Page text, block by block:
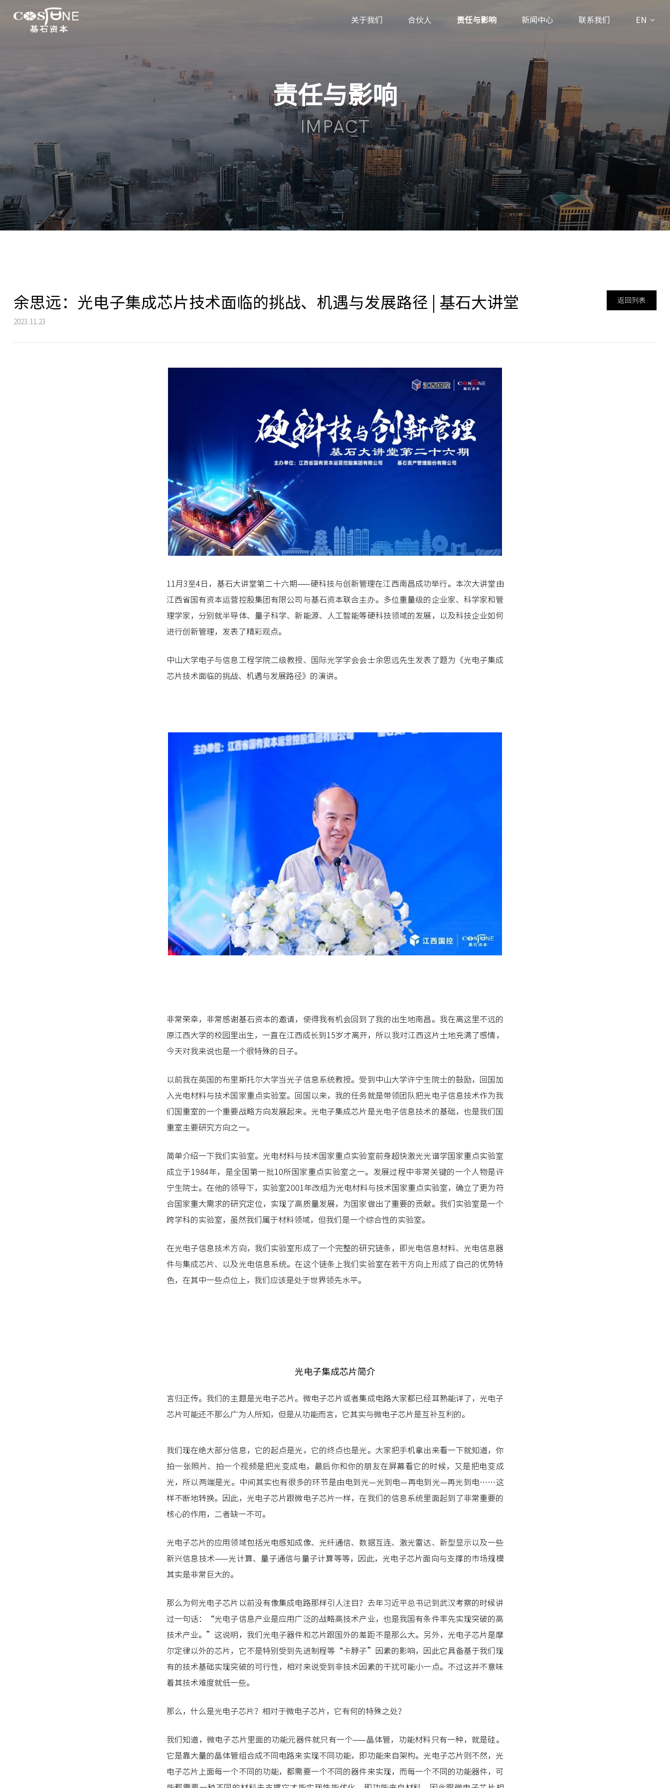
EN
关于我们 合伙人 责任与影响 新闻中心 联系我们
责任与影响
IMPACT
余思远：光电子集成芯片技术面临的挑战、机遇与发展路径 | 基石大讲堂
2023.11.23
返回列表
11月3至4日，基石大讲堂第二十六期——硬科技与创新管理在江西南昌成功举行。本次大讲堂由
江西省国有资本运营控股集团有限公司与基石资本联合主办。多位重量级的企业家、科学家和管
理学家，分别就半导体、量子科学、新能源、人工智能等硬科技领域的发展，以及科技企业如何
进行创新管理，发表了精彩观点。
中山大学电子与信息工程学院二级教授、国际光学学会会士余思远先生发表了题为《光电子集成
芯片技术面临的挑战、机遇与发展路径》的演讲。
非常荣幸，非常感谢基石资本的邀请，使得我有机会回到了我的出生地南昌。我在离这里不远的
原江西大学的校园里出生，一直在江西成长到15岁才离开，所以我对江西这片土地充满了感情，
今天对我来说也是一个很特殊的日子。
以前我在英国的布里斯托尔大学当光子信息系统教授。受到中山大学许宁生院士的鼓励，回国加
入光电材料与技术国家重点实验室。回国以来，我的任务就是带领团队把光电子信息技术作为我
们国重室的一个重要战略方向发展起来。光电子集成芯片是光电子信息技术的基础，也是我们国
重室主要研究方向之一。
简单介绍一下我们实验室。光电材料与技术国家重点实验室前身超快激光光谱学国家重点实验室
成立于1984年，是全国第一批10所国家重点实验室之一。发展过程中非常关键的一个人物是许
宁生院士。在他的领导下，实验室2001年改组为光电材料与技术国家重点实验室，确立了更为符
合国家重大需求的研究定位，实现了高质量发展，为国家做出了重要的贡献。我们实验室是一个
跨学科的实验室，虽然我们属于材料领域，但我们是一个综合性的实验室。
在光电子信息技术方向，我们实验室形成了一个完整的研究链条，即光电信息材料、光电信息器
件与集成芯片、以及光电信息系统。在这个链条上我们实验室在若干方向上形成了自己的优势特
色，在其中一些点位上，我们应该是处于世界领先水平。
光电子集成芯片简介
言归正传。我们的主题是光电子芯片。微电子芯片或者集成电路大家都已经耳熟能详了，光电子
芯片可能还不那么广为人所知，但是从功能而言，它其实与微电子芯片是互补互利的。
我们现在绝大部分信息，它的起点是光，它的终点也是光。大家把手机拿出来看一下就知道，你
拍一张照片、拍一个视频是把光变成电，最后你和你的朋友在屏幕看它的时候，又是把电变成
光，所以两端是光。中间其实也有很多的环节是由电到光—光到电—再电到光—再光到电……这
样不断地转换。因此，光电子芯片跟微电子芯片一样，在我们的信息系统里面起到了非常重要的
核心的作用，二者缺一不可。
光电子芯片的应用领域包括光电感知成像、光纤通信、数据互连、激光雷达、新型显示以及一些
新兴信息技术——光计算、量子通信与量子计算等等，因此，光电子芯片面向与支撑的市场规模
其实是非常巨大的。
那么为何光电子芯片以前没有像集成电路那样引人注目？去年习近平总书记到武汉考察的时候讲
过一句话：“光电子信息产业是应用广泛的战略高技术产业，也是我国有条件率先实现突破的高
技术产业。”这说明，我们光电子器件和芯片跟国外的差距不是那么大。另外，光电子芯片是摩
尔定律以外的芯片，它不是特别受到先进制程等“卡脖子”因素的影响，因此它具备基于我们现
有的技术基础实现突破的可行性，相对来说受到非技术因素的干扰可能小一点。不过这并不意味
着其技术难度就低一些。
那么，什么是光电子芯片？相对于微电子芯片，它有何的特殊之处？
我们知道，微电子芯片里面的功能元器件就只有一个——晶体管，功能材料只有一种，就是硅。
它是靠大量的晶体管组合成不同电路来实现不同功能，即功能来自架构。光电子芯片则不然，光
电子芯片上面每一个不同的功能，都需要一个不同的器件来实现，而每一个不同的功能器件，可